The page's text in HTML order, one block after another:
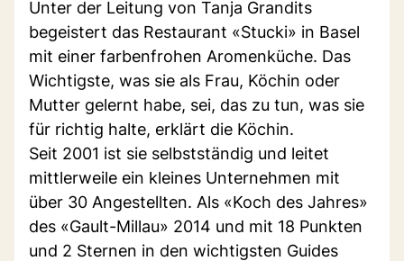
Unter der Leitung von Tanja Grandits
begeistert das Restaurant «Stucki» in Basel
mit einer farbenfrohen Aromenküche. Das
Wichtigste, was sie als Frau, Köchin oder
Mutter gelernt habe, sei, das zu tun, was sie
für richtig halte, erklärt die Köchin.
Seit 2001 ist sie selbstständig und leitet
mittlerweile ein kleines Unternehmen mit
über 30 Angestellten. Als «Koch des Jahres»
des «Gault-Millau» 2014 und mit 18 Punkten
und 2 Sternen in den wichtigsten Guides